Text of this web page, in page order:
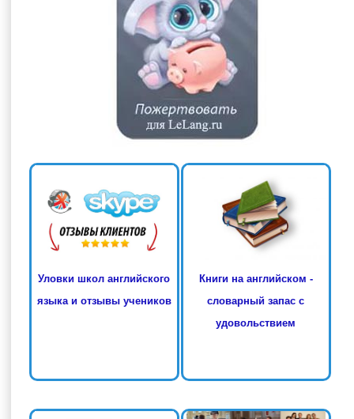
Уловки школ английского
языка и отзывы учеников
Книги на английском -
словарный запас с
удовольствием